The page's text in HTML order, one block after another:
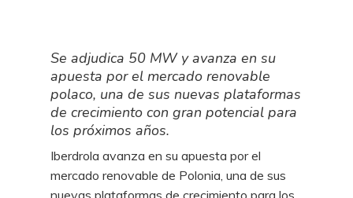
Se adjudica 50 MW y avanza en su
apuesta por el mercado renovable
polaco, una de sus nuevas plataformas
de crecimiento con gran potencial para
los próximos años.
Iberdrola avanza en su apuesta por el
mercado renovable de Polonia, una de sus
nuevas plataformas de crecimiento para los